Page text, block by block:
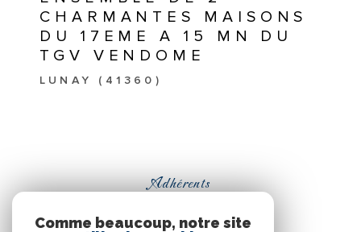
CHARMANTES MAISONS
DU 17EME A 15 MN DU
TGV VENDOME
LUNAY (41360)
Adhérents
Comme beaucoup, notre site